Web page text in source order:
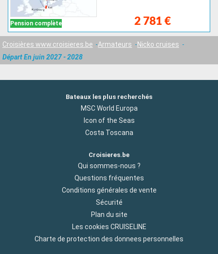
Pension complète 2 781 €
Croisières www.croisieres.be Armateurs
Nicko cruises
Départ En juin 2027 - 2028
Bateaux les plus recherchés
MSC World Europa
Icon of the Seas
Costa Toscana
Croisieres.be
Qui sommes-nous ?
Questions fréquentes
Conditions générales de vente
Sécurité
Plan du site
Les cookies CRUISELINE
Charte de protection des donnees personnelles